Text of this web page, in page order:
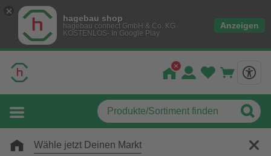
hagebau shop
hagebau connect GmbH & Co. KG
KOSTENLOS- In Google Play
Anzeigen
Wähle jetzt Deinen Markt